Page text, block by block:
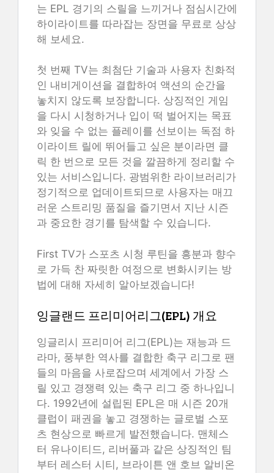
는 EPL 경기의 스릴을 느끼거나 점심시간에
하이라이트를 따라잡는 장면을 무료로 상상
해 보세요.
첫 번째 TV는 최첨단 기술과 사용자 친화적
인 내비게이션을 결합하여 액션의 순간을
놓치지 않도록 보장합니다. 상징적인 게임
을 다시 시청하거나 입이 떡 벌어지는 목표
와 잊을 수 없는 플레이를 선보이는 독점 하
이라이트 릴에 뛰어들고 싶은 분이라면 클
릭 한 번으로 모든 것을 깔끔하게 정리할 수
있는 서비스입니다. 광범위한 라이브러리가
정기적으로 업데이트되므로 사용자는 매끄
러운 스트리밍 품질을 즐기면서 지난 시즌
과 중요한 경기를 탐색할 수 있습니다.
First TV가 스포츠 시청 루틴을 흥분과 향수
로 가득 찬 짜릿한 여정으로 변화시키는 방
법에 대해 자세히 알아보겠습니다!
잉글랜드 프리미어리그(EPL) 개요
잉글리시 프리미어 리그(EPL)는 재능과 드
라마, 풍부한 역사를 결합한 축구 리그로 팬
들의 마음을 사로잡으며 세계에서 가장 스
릴 있고 경쟁력 있는 축구 리그 중 하나입니
다. 1992년에 설립된 EPL은 매 시즌 20개
클럽이 패권을 놓고 경쟁하는 글로벌 스포
츠 현상으로 빠르게 발전했습니다. 맨체스
터 유나이티드, 리버풀과 같은 상징적인 팀
부터 레스터 시티, 브라이튼 앤 호브 알비온